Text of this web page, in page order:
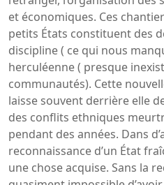
et économiques. Ces
petits États constituent des
discipline ( ce qui nous
herculéenne ( presque
communautés). Cette
laisse souvent derrière elle
des conflits ethniques
pendant des années. Dans
reconnaissance d’un État
une chose acquise. Sans la